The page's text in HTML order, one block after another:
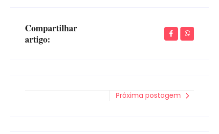
Compartilhar
artigo:
Próxima postagem